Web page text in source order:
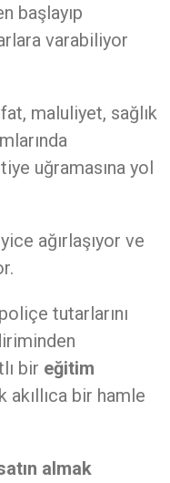
başlayıp
varabiliyor
maluliyet, sağlık
uğramasına yol
ağırlaşıyor ve
tutarlarını
bir eğitim
bir hamle
almak